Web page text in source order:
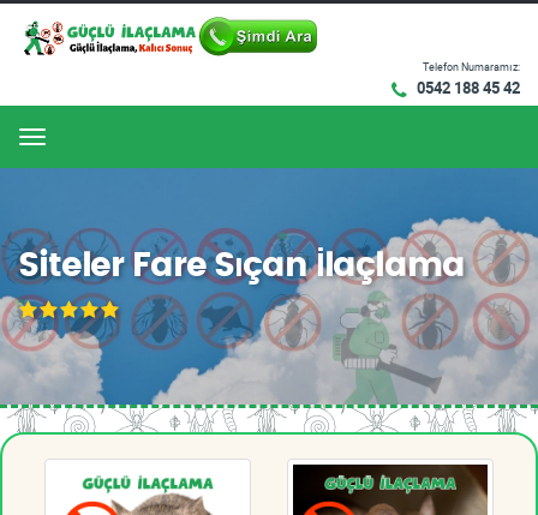
Telefon Numaramız:
0542 188 45 42
Menu
Siteler Fare Sıçan İlaçlama